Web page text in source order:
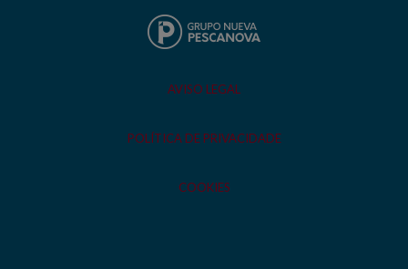
AVISO LEGAL
POLÍTICA DE PRIVACIDADE
COOKIES